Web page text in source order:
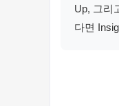
Up, 그리
다면